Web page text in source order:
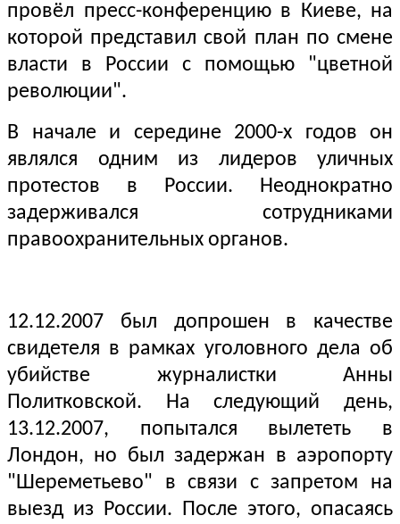
провёл пресс-конференцию в Киеве, на
которой представил свой план по смене
власти в России с помощью "цветной
революции".
В начале и середине 2000-х годов он
являлся одним из лидеров уличных
протестов в России. Неоднократно
задерживался сотрудниками
правоохранительных органов.
12.12.2007 был допрошен в качестве
свидетеля в рамках уголовного дела об
убийстве журналистки Анны
Политковской. На следующий день,
13.12.2007, попытался вылететь в
Лондон, но был задержан в аэропорту
"Шереметьево" в связи с запретом на
выезд из России. После этого, опасаясь